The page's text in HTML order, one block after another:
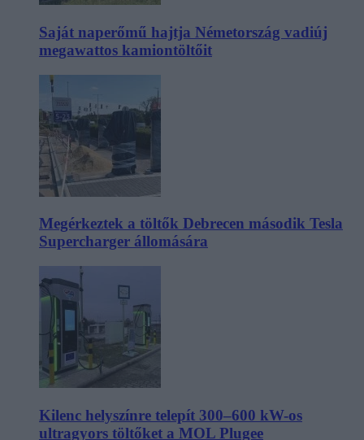
Saját naperőmű hajtja Németország vadiúj
megawattos kamiontöltőit
Megérkeztek a töltők Debrecen második Tesla
Supercharger állomására
Kilenc helyszínre telepít 300–600 kW-os
ultragyors töltőket a MOL Plugee